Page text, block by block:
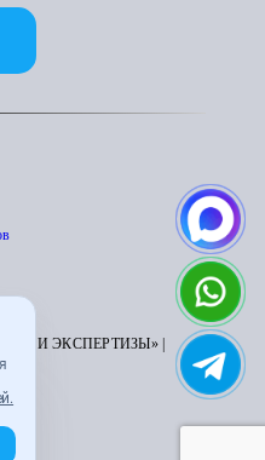
И ЭКСПЕРТИЗЫ» |